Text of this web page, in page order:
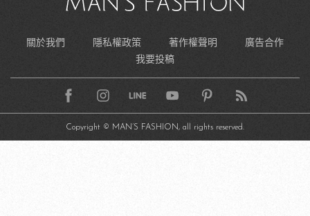
關於我們 隱私權政策 著作權聲明
廣告合作
我要投稿
Copyright © MAN’S FASHION, all rights reserved.